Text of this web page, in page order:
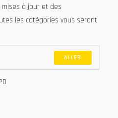
à jour et des
les catégories vous seront
ALLER